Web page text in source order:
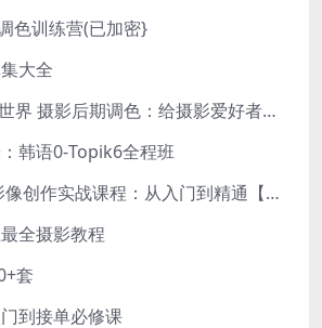
色训练营(已加密}
大全
Thomas看看世界 摄影后期调色：给摄影爱好者的色彩课 网盘下载
韩语0-Topik6全程班
陈老师 手机影像创作实战课程：从入门到精通【完结】
全摄影教程
套
到接单必修课